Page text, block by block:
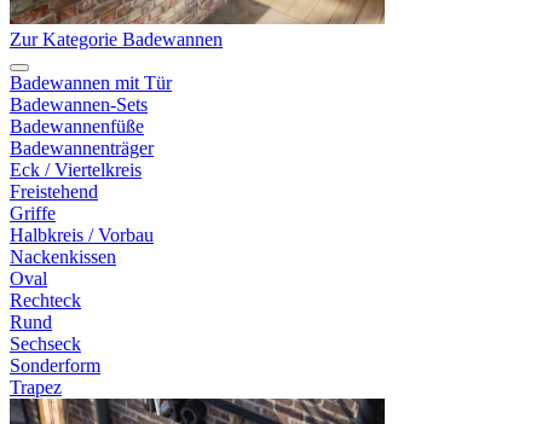
Zur Kategorie Badewannen
Badewannen mit Tür
Badewannen-Sets
Badewannenfüße
Badewannenträger
Eck / Viertelkreis
Freistehend
Griffe
Halbkreis / Vorbau
Nackenkissen
Oval
Rechteck
Rund
Sechseck
Sonderform
Trapez